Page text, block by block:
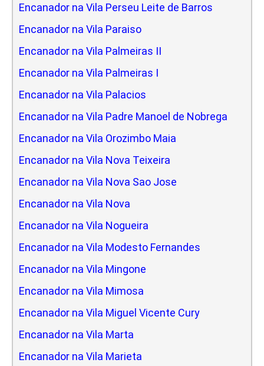
Encanador na Vila Perseu Leite de Barros
Encanador na Vila Paraiso
Encanador na Vila Palmeiras II
Encanador na Vila Palmeiras I
Encanador na Vila Palacios
Encanador na Vila Padre Manoel de Nobrega
Encanador na Vila Orozimbo Maia
Encanador na Vila Nova Teixeira
Encanador na Vila Nova Sao Jose
Encanador na Vila Nova
Encanador na Vila Nogueira
Encanador na Vila Modesto Fernandes
Encanador na Vila Mingone
Encanador na Vila Mimosa
Encanador na Vila Miguel Vicente Cury
Encanador na Vila Marta
Encanador na Vila Marieta